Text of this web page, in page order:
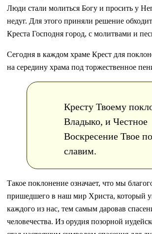
Люди стали молиться Богу и просить у
недуг. Для этого приняли решение
Креста Господня город, с молитвами и
Сегодня в каждом храме Крест для
на середину храма под торжественное
Кресту Твоему
Владыко, и Честное
Воскресение Твое
славим.
Такое поклонение означает, что мы
пришедшего в наш мир Христа, который
каждого из нас, тем самым даровав
человечества. Из орудия позорной